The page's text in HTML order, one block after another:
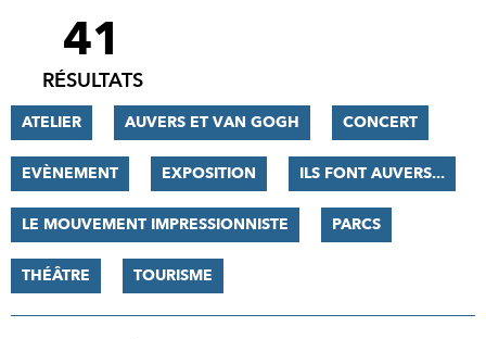
FILTRER
RÉSULTATS
41
RÉSULTATS
ATELIER AUVERS ET VAN GOGH CONCERT
EVÈNEMENT EXPOSITION ILS FONT AUVERS...
LE MOUVEMENT IMPRESSIONNISTE PARCS
THÉÂTRE TOURISME